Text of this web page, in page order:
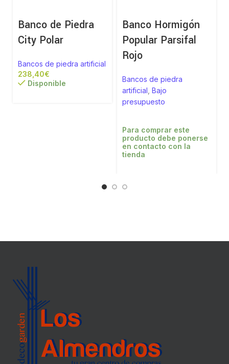
Banco de Piedra
City Polar
Bancos de piedra artificial
€
Disponible
Banco Hormigón
Popular Parsifal
Rojo
Bancos de piedra
artificial Bajo
presupuesto
Para comprar este
producto debe ponerse
en contacto con la
tienda